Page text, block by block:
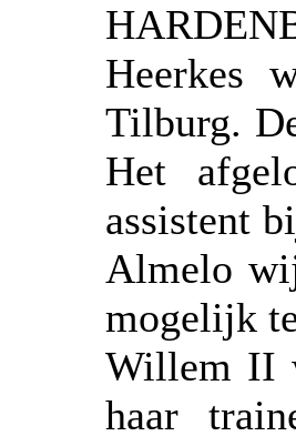
Heerkes
Tilburg.
Het
assistent
Almelo
mogelijk
Willem II
haar